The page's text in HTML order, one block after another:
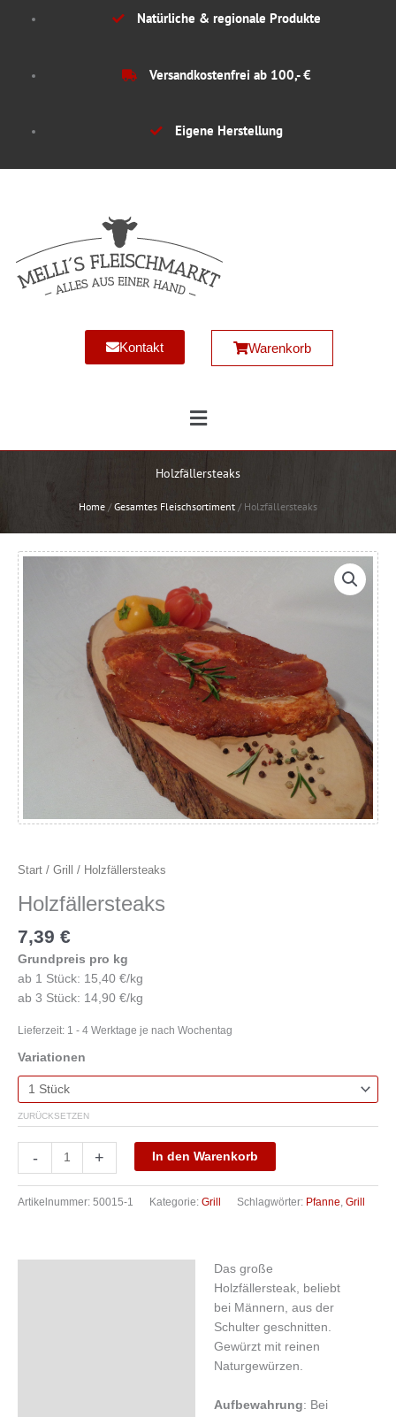
Natürliche & regionale Produkte
Versandkostenfrei ab 100,- €
Eigene Herstellung
Kontakt Warenkorb
Main
Holzfällersteaks
Home /Gesamtes Fleischsortiment / Holzfällersteaks
Start / Grill / Holzfällersteaks
Holzfällersteaks
7,39 €
Grundpreis pro kg
ab 1 Stück: 15,40 €/kg
ab 3 Stück: 14,90 €/kg
Lieferzeit: 1 - 4 Werktage je nach Wochentag
Variationen
ZURÜCKSETZEN
-
Holzfällersteaks
Menge
+ In den Warenkorb
Artikelnummer: 50015-1 Kategorie: Grill Schlagwörter: Pfanne Grill
Das große
Holzfällersteak, beliebt
bei Männern, aus der
Schulter geschnitten.
Gewürzt mit reinen
Naturgewürzen.
Aufbewahrung: Bei